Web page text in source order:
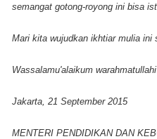
semangat gotong-royong ini bisa
Mari kita wujudkan ikhtiar mulia ini
Wassalamu'alaikum
Jakarta, 21 September 2015
MENTERI PENDIDIKAN DAN